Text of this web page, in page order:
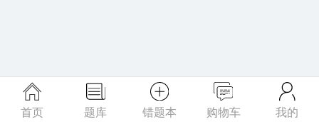
首页 题库 错题本 购物车 我的